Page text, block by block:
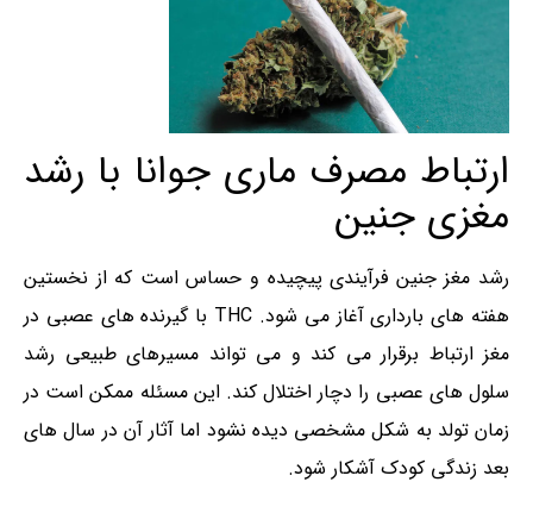
ارتباط مصرف ماری جوانا با رشد
مغزی جنین
رشد مغز جنین فرآیندی پیچیده و حساس است که از نخستین
هفته های بارداری آغاز می شود. THC با گیرنده های عصبی در
مغز ارتباط برقرار می کند و می تواند مسیرهای طبیعی رشد
سلول های عصبی را دچار اختلال کند. این مسئله ممکن است در
زمان تولد به شکل مشخصی دیده نشود اما آثار آن در سال های
بعد زندگی کودک آشکار شود.